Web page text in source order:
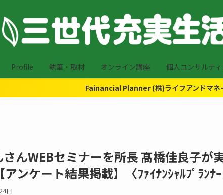
Profile 執筆・取材 オンライン講座 個人コンサルテ
Fainancial Planner (株)ライフアンドマネ
んWEBセミナーを所長 髙橋佳良子が
ンケート結果掲載】〈ﾌｧｲﾅﾝｼｬﾙﾌﾟﾗﾝﾅｰ
日